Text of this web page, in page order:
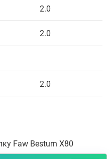
2.0
2.0
2.0
Faw Besturn X80